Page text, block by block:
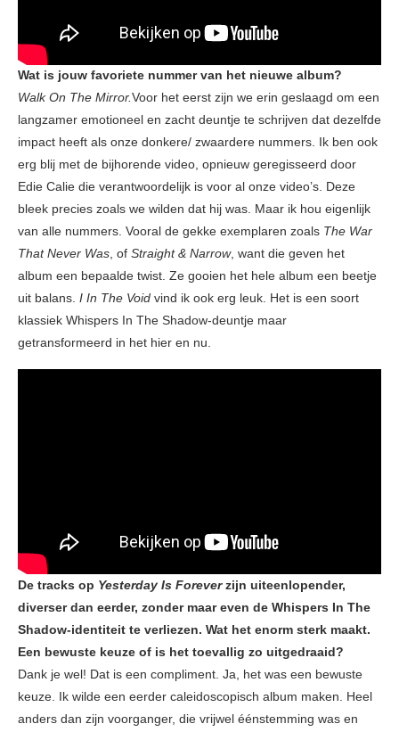
Wat is jouw favoriete nummer van het nieuwe album?
Walk On The Mirror.Voor het eerst zijn we erin geslaagd om een
​​langzamer emotioneel en zacht deuntje te schrijven dat dezelfde
impact heeft als onze donkere/ zwaardere nummers. Ik ben ook
erg blij met de bijhorende video, opnieuw geregisseerd door
Edie Calie die verantwoordelijk is voor al onze video’s. Deze
bleek precies zoals we wilden dat hij was. Maar ik hou eigenlijk
van alle nummers. Vooral de gekke exemplaren zoals The War
That Never Was , of Straight & Narrow, want die geven het
album een ​​bepaalde twist. Ze gooien het hele album een ​​beetje
uit balans. I In The Void vind ik ook erg leuk. Het is een soort
klassiek Whispers In The Shadow-deuntje maar
getransformeerd in het hier en nu.
De tracks op Yesterday Is Foreverzijn uiteenlopender,
diverser dan eerder, zonder maar even de Whispers In The
Shadow-identiteit te verliezen. Wat het enorm sterk maakt.
Een bewuste keuze of is het toevallig zo uitgedraaid?
Dank je wel! Dat is een compliment. Ja, het was een bewuste
keuze. Ik wilde een eerder caleidoscopisch album maken. Heel
anders dan zijn voorganger, die vrijwel éénstemming was en